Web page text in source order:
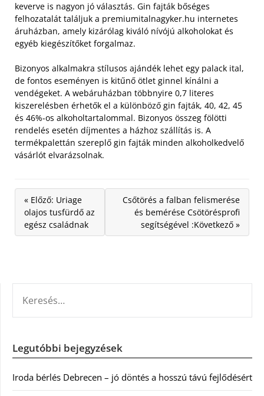
keverve is nagyon jó választás. Gin fajták bőséges
felhozatalát találjuk a premiumitalnagyker.hu internetes
áruházban, amely kizárólag kiváló nívójú alkoholokat és
egyéb kiegészítőket forgalmaz.
Bizonyos alkalmakra stílusos ajándék lehet egy palack ital,
de fontos eseményen is kitűnő ötlet ginnel kínálni a
vendégeket. A webáruházban többnyire 0,7 literes
kiszerelésben érhetők el a különböző gin fajták, 40, 42, 45
és 46%-os alkoholtartalommal. Bizonyos összeg fölötti
rendelés esetén díjmentes a házhoz szállítás is. A
termékpalettán szereplő gin fajták minden alkoholkedvelő
vásárlót elvarázsolnak.
« Előző: Uriage
olajos tusfürdő az
egész családnak
Csőtörés a falban felismerése
és bemérése Csötörésprofi
segítségével :Következő »
Legutóbbi bejegyzések
Iroda bérlés Debrecen – jó döntés a hosszú távú fejlődésért